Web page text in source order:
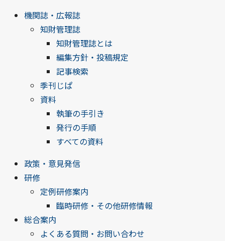
機関誌・広報誌
知財管理誌
知財管理誌とは
編集方針・投稿規定
記事検索
季刊じぱ
資料
執筆の手引き
発行の手順
すべての資料
政策・意見発信
研修
定例研修案内
臨時研修・その他研修情報
総合案内
よくある質問・お問い合わせ